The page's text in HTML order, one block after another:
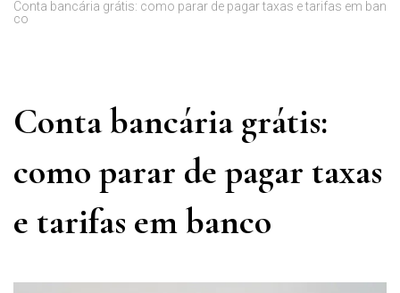
Conta bancária grátis: como parar de pagar taxas e tarifas em ban
co
Conta bancária grátis:
como parar de pagar taxas
e tarifas em banco